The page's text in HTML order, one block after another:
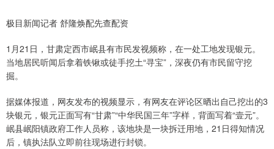
极目新闻记者 舒隆焕配先查配资
1月21日，甘肃定西市岷县有市民发视频称，在一处工地发现银元。
当地居民听闻后拿着铁锹或徒手挖土“寻宝”，深夜仍有市民留守挖
掘。
据媒体报道，网友发布的视频显示，有网友在评论区晒出自己挖出的3
块银元，银元正面写有“甘肃”“中华民国三年”字样，背面写着“壹元”。
岷县岷阳镇政府工作人员称，该地块是一块拆迁用地，21日得知情况
后，镇执法队立即前往现场进行封锁。